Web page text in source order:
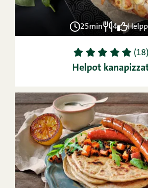
25min 4
1 2 3 4 5 (18)
Helpot